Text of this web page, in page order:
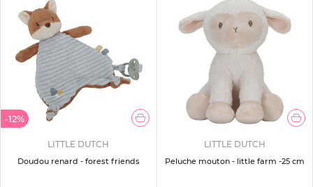
-12%
LITTLE DUTCH
Doudou renard - forest friends
LITTLE DUTCH
Peluche mouton - little farm -25 cm